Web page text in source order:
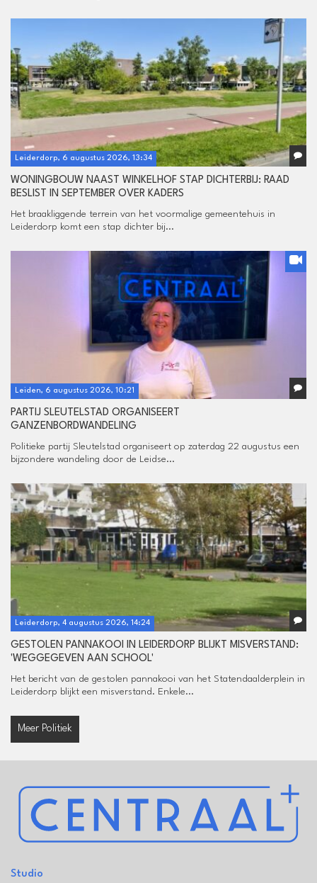
Leiderdorp, 6 augustus 2026, 13:34
WONINGBOUW NAAST WINKELHOF STAP DICHTERBIJ: RAAD
BESLIST IN SEPTEMBER OVER KADERS
Het braakliggende terrein van het voormalige gemeentehuis in
Leiderdorp komt een stap dichter bij...
Leiden, 6 augustus 2026, 10:21
PARTIJ SLEUTELSTAD ORGANISEERT
GANZENBORDWANDELING
Politieke partij Sleutelstad organiseert op zaterdag 22 augustus een
bijzondere wandeling door de Leidse...
Leiderdorp, 4 augustus 2026, 14:24
GESTOLEN PANNAKOOI IN LEIDERDORP BLIJKT MISVERSTAND:
'WEGGEGEVEN AAN SCHOOL'
Het bericht van de gestolen pannakooi van het Statendaalderplein in
Leiderdorp blijkt een misverstand. Enkele...
Meer Politiek
Studio